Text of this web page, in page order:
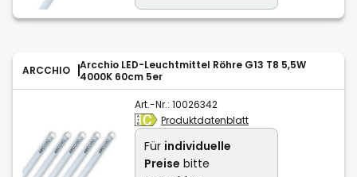
ARCCHIO
Arcchio LED-Leuchtmittel Röhre G13 T8 5,5W
4000K 60cm 5er
Art.-Nr.: 10026342
Produktdatenblatt
Für individuelle
Preise bitte